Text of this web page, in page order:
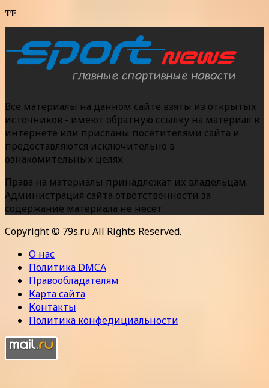
TF
Все материалы на данном сайте взяты из открытых
источников - имеют обратную ссылку на материал в
интернете или присланы посетителями сайта и
предоставляются исключительно в
ознакомительных целях.
Права на материалы принадлежат их владельцам.
Администрация сайта ответственности за
содержание материала не несет.
Copyright © 79s.ru All Rights Reserved.
О нас
Политика DMCA
Правообладателям
Карта сайта
Контакты
Политика конфедициальности